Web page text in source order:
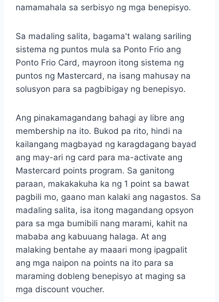
namamahala sa serbisyo ng mga benepisyo.
Sa madaling salita, bagama't walang sariling
sistema ng puntos mula sa Ponto Frio ang
Ponto Frio Card, mayroon itong sistema ng
puntos ng Mastercard, na isang mahusay na
solusyon para sa pagbibigay ng benepisyo.
Ang pinakamagandang bahagi ay libre ang
membership na ito. Bukod pa rito, hindi na
kailangang magbayad ng karagdagang bayad
ang may-ari ng card para ma-activate ang
Mastercard points program. Sa ganitong
paraan, makakakuha ka ng 1 point sa bawat
pagbili mo, gaano man kalaki ang nagastos. Sa
madaling salita, isa itong magandang opsyon
para sa mga bumibili nang marami, kahit na
mababa ang kabuuang halaga. At ang
malaking bentahe ay maaari mong ipagpalit
ang mga naipon na points na ito para sa
maraming dobleng benepisyo at maging sa
mga discount voucher.